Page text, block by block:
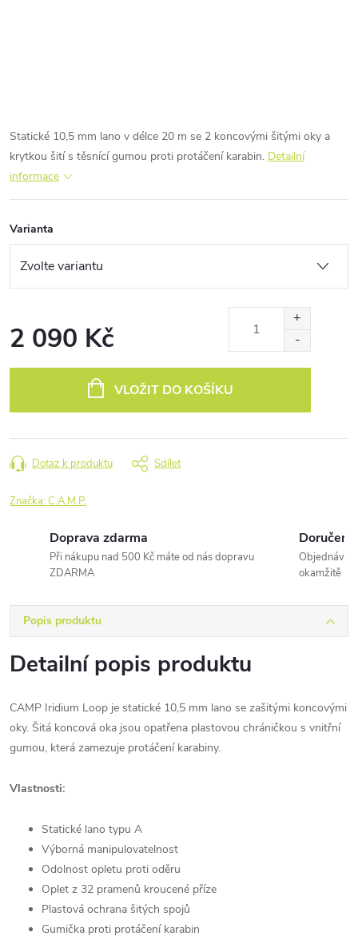
Statické 10,5 mm lano v délce 20 m se 2 koncovými šitými oky a
krytkou šití s těsnící gumou proti protáčení karabin. Detailní
informace
Varianta
2 090 Kč
VLOŽIT DO KOŠÍKU
Dotaz k produktu Sdílet
Značka:C.A.M.P.
Doprava zdarma
Při nákupu nad 500 Kč máte od nás dopravu
ZDARMA
Doručení
okamžitě
Popis produktu
Detailní popis produktu
CAMP Iridium Loop je statické 10,5 mm lano se zašitými koncovými
oky. Šitá koncová oka jsou opatřena plastovou chráničkou s vnitřní
gumou, která zamezuje protáčení karabiny.
Vlastnosti:
Statické lano typu A
Výborná manipulovatelnost
Odolnost opletu proti oděru
Oplet z 32 pramenů kroucené příze
Plastová ochrana šitých spojů
Gumička proti protáčení karabin